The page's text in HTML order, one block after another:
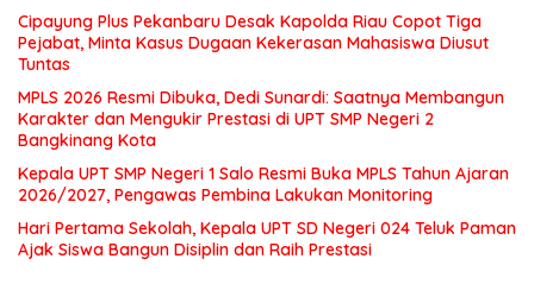
Cipayung Plus Pekanbaru Desak Kapolda Riau Copot Tiga
Pejabat, Minta Kasus Dugaan Kekerasan Mahasiswa Diusut
Tuntas
MPLS 2026 Resmi Dibuka, Dedi Sunardi: Saatnya Membangun
Karakter dan Mengukir Prestasi di UPT SMP Negeri 2
Bangkinang Kota
Kepala UPT SMP Negeri 1 Salo Resmi Buka MPLS Tahun Ajaran
2026/2027, Pengawas Pembina Lakukan Monitoring
Hari Pertama Sekolah, Kepala UPT SD Negeri 024 Teluk Paman
Ajak Siswa Bangun Disiplin dan Raih Prestasi